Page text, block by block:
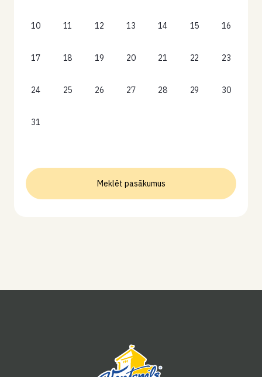
10 11 12 13 14 15 16
17 18 19 20 21 22 23
24 25 26 27 28 29 30
31
Meklēt pasākumus